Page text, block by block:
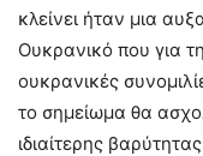
κλείνει ήταν μια
Ουκρανικό που για
ουκρανικές
το σημείωμα θα
ιδιαίτερης